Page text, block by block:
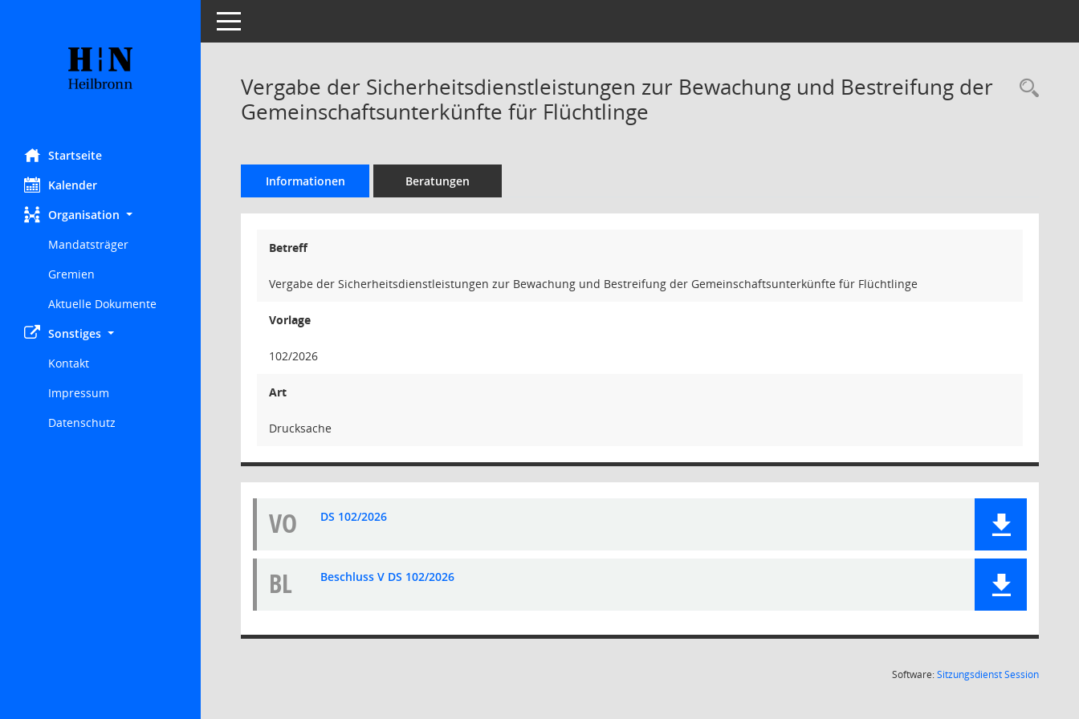
Startseite
Kalender
Organisation
Mandatsträger
Gremien
Aktuelle Dokumente
Sonstiges
Kontakt
Impressum
Datenschutz
Toggle navigation
Vergabe der Sicherheitsdienstleistungen zur Bewachung und Bestreifung der
Gemeinschaftsunterkünfte für Flüchtlinge
Informationen Beratungen
Betreff
Vergabe der Sicherheitsdienstleistungen zur Bewachung und Bestreifung der Gemeinschaftsunterkünfte für Flüchtlinge
Vorlage
102/2026
Art
Drucksache
VO DS 102/2026
BL Beschluss V DS 102/2026
Software:SitzungsdienstSession(Wird in